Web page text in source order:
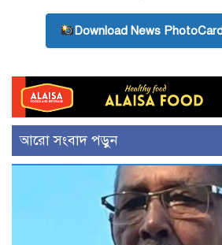
Download News
আরো সংবাদ পড়ুন